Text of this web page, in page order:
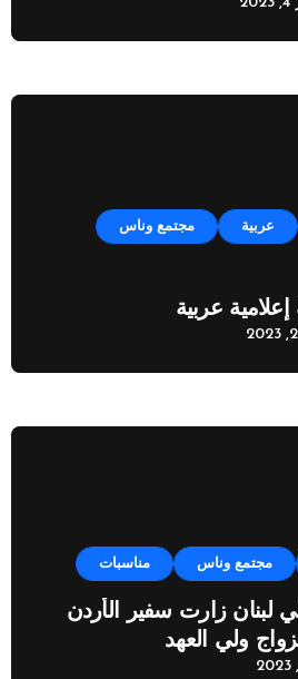
عربية مجتمع وناس
مجتمع وناس مناسبات
لبنان زارت سفير الأردن
ولي العهد